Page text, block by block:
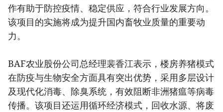
作有助于防控疫情、稳定供应，符合行业发展方向。
该项目的实施将成为提升国内畜牧业质量的重要动
力。
BAF农业股份公司总经理裴香江表示，楼房养猪模式
在防疫与生物安全方面具有突出优势，采用多层设计
及现代化消毒、除臭系统，有效阻断非洲猪瘟等病毒
传播。该项目还运用循环经济模式，回收水源、将废